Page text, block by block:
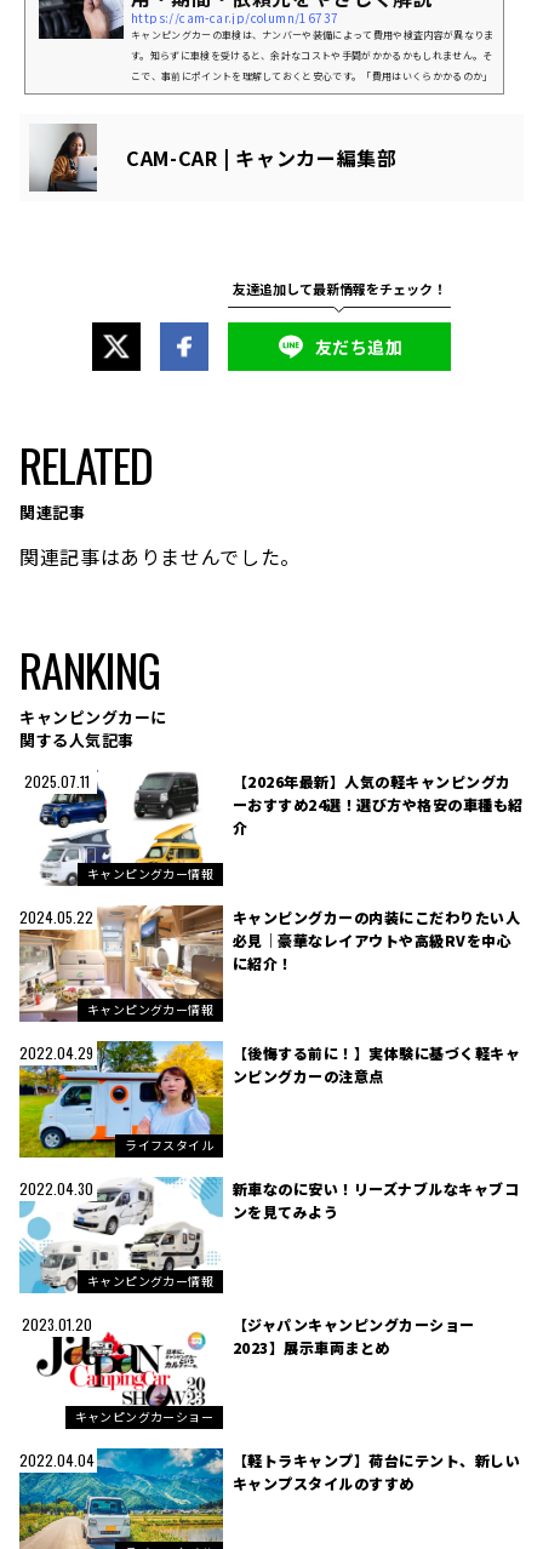
https://cam-car.jp/column/16737
キャンピングカーの車検は、ナンバーや装備によって費用や検査内容が異なりま
す。知らずに車検を受けると、余計なコストや手間がかかるかもしれません。そ
こで、事前にポイントを理解しておくと安心です。「費用はいくらかかるのか」
「どこに依頼すればいいのか」こんな悩みや疑問を持つ方に向けて、車検費用を
ャンピングカーの車検、まず注目すべきは「分類番号」キャンピングカ...
CAM-CAR | キャンカー編集部
友だち追加
RELATED
関連記事
関連記事はありませんでした。
RANKING
キャンピングカーに
関する人気記事
2025.07.11
キャンピングカー情報
【2026年最新】人気の軽キャンピングカ
ーおすすめ24選！選び方や格安の車種も紹
介
2024.05.22
キャンピングカー情報
キャンピングカーの内装にこだわりたい人
必見｜豪華なレイアウトや高級RVを中心
に紹介！
2022.04.29
ライフスタイル
【後悔する前に！】実体験に基づく軽キャ
ンピングカーの注意点
2022.04.30
キャンピングカー情報
新車なのに安い！リーズナブルなキャブコ
ンを見てみよう
2023.01.20
キャンピングカーショー
【ジャパンキャンピングカーショー
2023】展示車両まとめ
2022.04.04
【軽トラキャンプ】荷台にテント、新しい
キャンプスタイルのすすめ